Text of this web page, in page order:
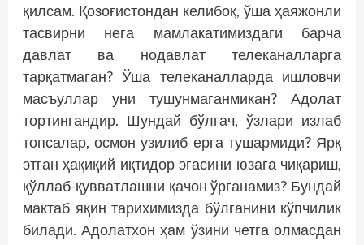
қилсам. Қозоғистондан келибоқ, ўша ҳаяжонли
тасвирни нега мамлакатимиздаги барча
давлат ва нодавлат телеканалларга
тарқатмаган? Ўша телеканалларда ишловчи
масъуллар уни тушунмаганмикан? Адолат
тортингандир. Шундай бўлгач, ўзлари излаб
топсалар, осмон узилиб ерга тушармиди? Ярқ
этган ҳақиқий иқтидор эгасини юзага чиқариш,
қўллаб-қувватлашни қачон ўрганамиз? Бундай
мактаб яқин тарихимизда бўлганини кўпчилик
билади. Адолатхон ҳам ўзини четга олмасдан